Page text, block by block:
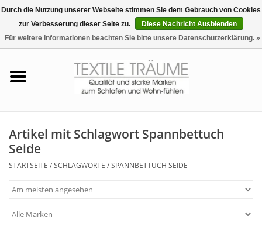
0 Artikel - €0,00
Tag & Nachtwäsche
Freizeit-Hausanzüge
Badezimmer & Sauna
Artikel mit Schlagwort Spannbettuch
Seide
STARTSEITE /SCHLAGWORTE /SPANNBETTUCH SEIDE
Durch die Nutzung unserer Webseite stimmen Sie dem Gebrauch von Cookies
zur Verbesserung dieser Seite zu.
Diese Nachricht Ausblenden
Für weitere Informationen beachten Sie bitte unsere Datenschutzerklärung. »